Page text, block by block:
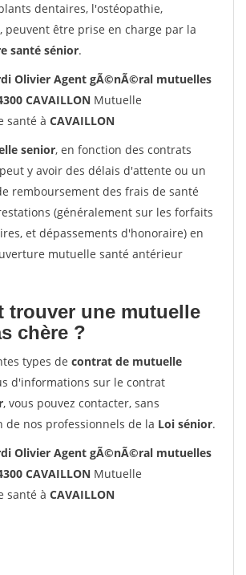
dentaires, l'ostéopathie,
peuvent être prise en charge par la
santé sénior.
Olivier Agent gÃ©nÃ©ral mutuelles
CAVAILLON Mutuelle
santé à CAVAILLON
senior, en fonction des contrats
y avoir des délais d'attente ou un
remboursement des frais de santé
(généralement sur les forfaits
et dépassements d'honoraire) en
mutuelle santé antérieur
trouver une mutuelle
chère ?
types de contrat de mutuelle
d'informations sur le contrat
, vous pouvez contacter, sans
de nos professionnels de la Loi sénior.
Olivier Agent gÃ©nÃ©ral mutuelles
CAVAILLON Mutuelle
santé à CAVAILLON